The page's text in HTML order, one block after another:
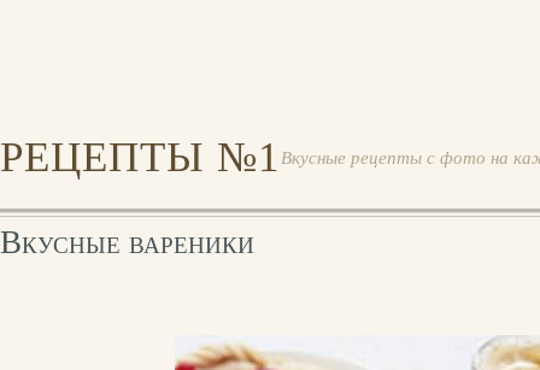
РЕЦЕПТЫ №1 Вкусные рецепты с фото на
Вкусные вареники